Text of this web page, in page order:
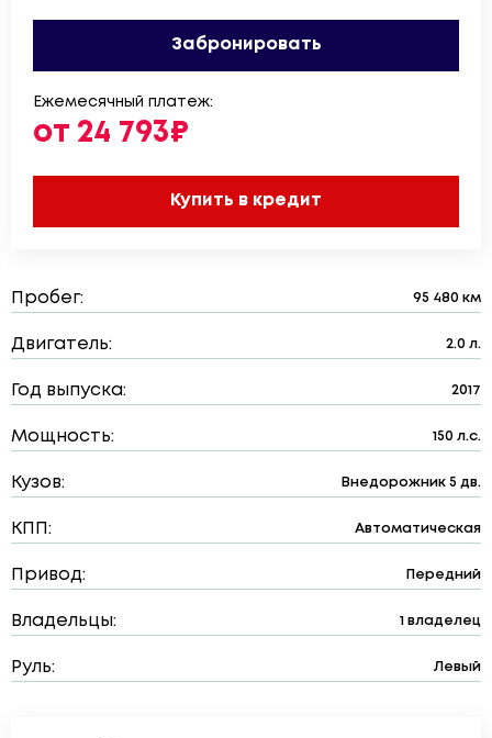
Забронировать
Ежемесячный платеж:
от 24 793₽
Купить в кредит
Пробег: 95 480 км
Двигатель: 2.0 л.
Год выпуска: 2017
Мощность: 150 л.с.
Кузов: Внедорожник 5 дв.
КПП: Автоматическая
Привод: Передний
Владельцы: 1 владелец
Руль: Левый